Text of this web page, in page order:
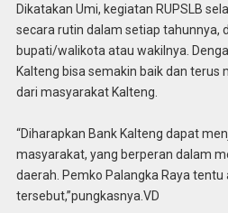
Dikatakan Umi, kegiatan RUPSLB
secara rutin dalam setiap tahunnya,
bupati/walikota atau wakilnya.
Kalteng bisa semakin baik dan terus
dari masyarakat Kalteng.
“Diharapkan Bank Kalteng dapat
masyarakat, yang berperan dalam
daerah. Pemko Palangka Raya tentu
tersebut,”pungkasnya.VD